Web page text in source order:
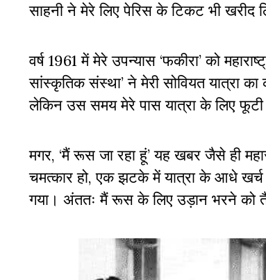
साहनी ने मेरे लिए पेरिस के टिकट भी खरीद
वर्ष 1961 में मेरे उपन्यास ‘फकीरा’ को
सांस्कृतिक संस्था’ ने मेरी सोवियत यात्रा
लेकिन उस समय मेरे पास यात्रा के लिए फूटी
मगर, ‘मैं रूस जा रहा हूं’ यह खबर जैसे ही
चमत्कार हो, एक झटके में यात्रा के आधे खर्च
गया। अंततः मैं रूस के लिए उड़ान भरने